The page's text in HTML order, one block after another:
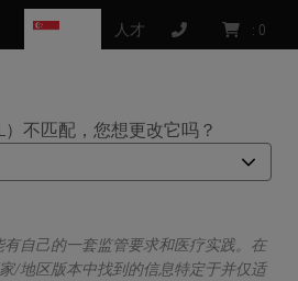
不匹配，您想更改它吗？
自己的一套监管要求和医疗实践。在
/地区版本中找到的信息特定于并仅适
人才 : 0
• Michael Bates